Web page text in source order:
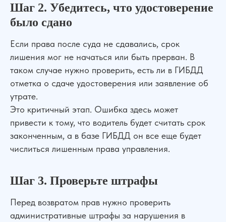
Шаг 2. Убедитесь, что удостоверение
было сдано
Если права после суда не сдавались, срок
лишения мог не начаться или быть прерван. В
таком случае нужно проверить, есть ли в ГИБДД
отметка о сдаче удостоверения или заявление об
утрате.
Это критичный этап. Ошибка здесь может
привести к тому, что водитель будет считать срок
законченным, а в базе ГИБДД он все еще будет
числиться лишенным права управления.
Шаг 3. Проверьте штрафы
Перед возвратом прав нужно проверить
административные штрафы за нарушения в